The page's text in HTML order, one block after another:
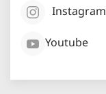
Instagram
Youtube